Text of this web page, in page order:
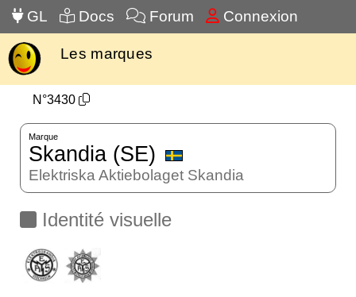
GL Docs Forum Connexion
Les marques
N°3430
Marque
Skandia (SE)
Elektriska Aktiebolaget Skandia
Identité visuelle